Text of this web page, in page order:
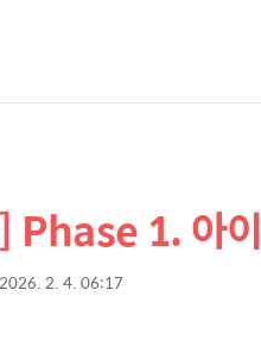
1. 아
2026. 2. 4. 06:17